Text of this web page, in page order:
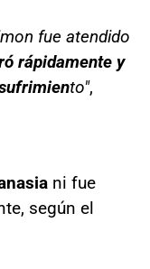
fue atendido
rápidamente y
to",
ni fue
según el